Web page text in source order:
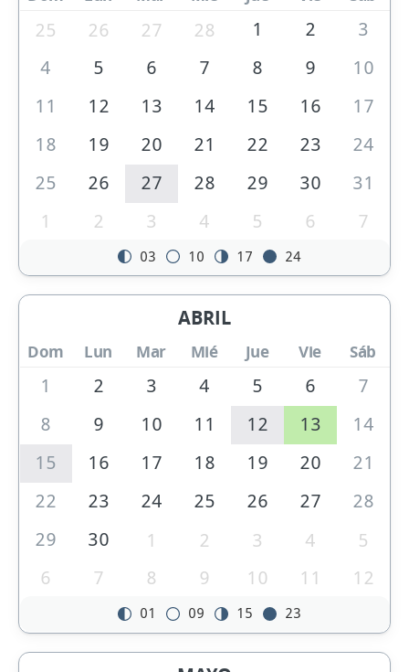
25 26 27 28 1 2
3
4
5 6 7 8 9
10
11
12 13 14 15 16
17
18
19 20 21 22 23
24
25
26 27 28 29 30
31
1
2 3 4 5 6 7
03 10 17 24
ABRIL
Dom Lun Mar Mié Jue Vie Sáb
1 2 3 4 5 6
7
8
9 10 11 12 13
14
15
16 17 18 19 20
21
22
23 24 25 26 27
28
29
30 1 2 3 4
5
6
7 8 9 10 11 12
01 09 15 23